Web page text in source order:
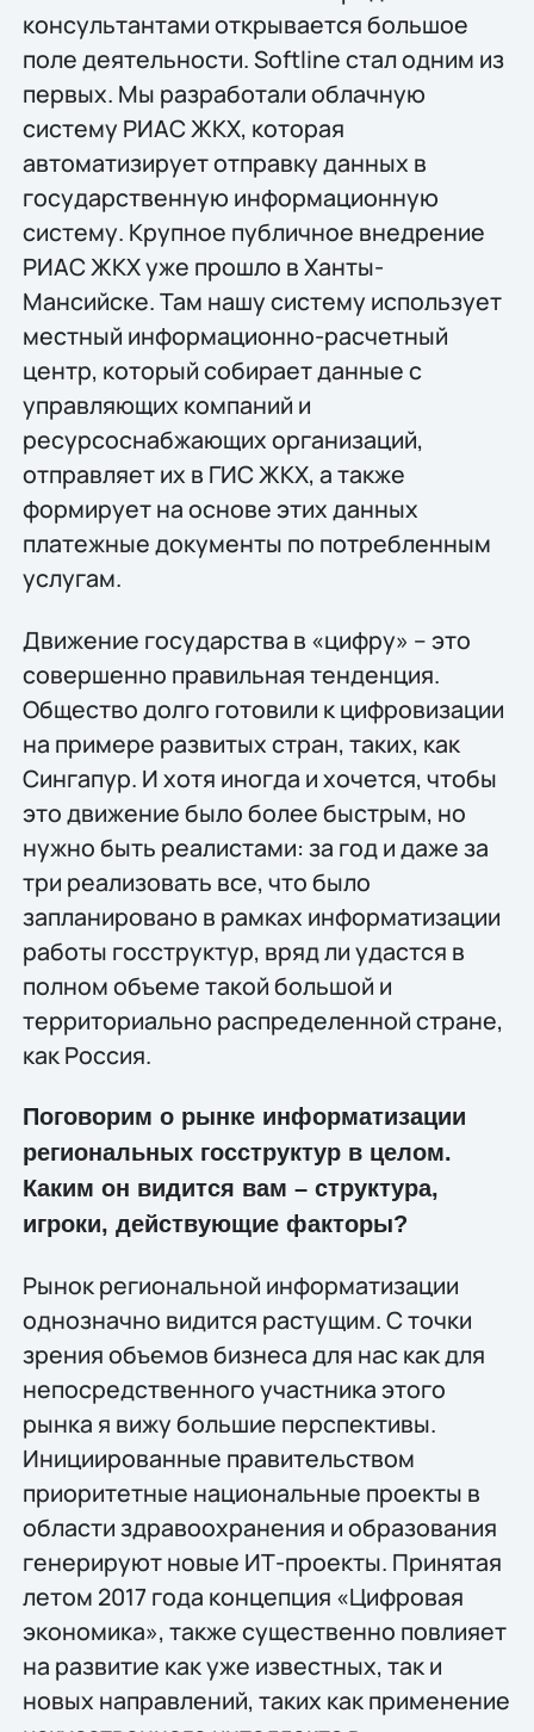
консультантами открывается большое
поле деятельности. Softline стал одним из
первых. Мы разработали облачную
систему РИАС ЖКХ, которая
автоматизирует отправку данных в
государственную информационную
систему. Крупное публичное внедрение
РИАС ЖКХ уже прошло в Ханты-
Мансийске. Там нашу систему использует
местный информационно-расчетный
центр, который собирает данные с
управляющих компаний и
ресурсоснабжающих организаций,
отправляет их в ГИС ЖКХ, а также
формирует на основе этих данных
платежные документы по потребленным
услугам.
Движение государства в «цифру» – это
совершенно правильная тенденция.
Общество долго готовили к цифровизации
на примере развитых стран, таких, как
Сингапур. И хотя иногда и хочется, чтобы
это движение было более быстрым, но
нужно быть реалистами: за год и даже за
три реализовать все, что было
запланировано в рамках информатизации
работы госструктур, вряд ли удастся в
полном объеме такой большой и
территориально распределенной стране,
как Россия.
Поговорим о рынке информатизации
региональных госструктур в целом.
Каким он видится вам – структура,
игроки, действующие факторы?
Рынок региональной информатизации
однозначно видится растущим. С точки
зрения объемов бизнеса для нас как для
непосредственного участника этого
рынка я вижу большие перспективы.
Инициированные правительством
приоритетные национальные проекты в
области здравоохранения и образования
генерируют новые ИТ-проекты. Принятая
летом 2017 года концепция «Цифровая
экономика», также существенно повлияет
на развитие как уже известных, так и
новых направлений, таких как применение